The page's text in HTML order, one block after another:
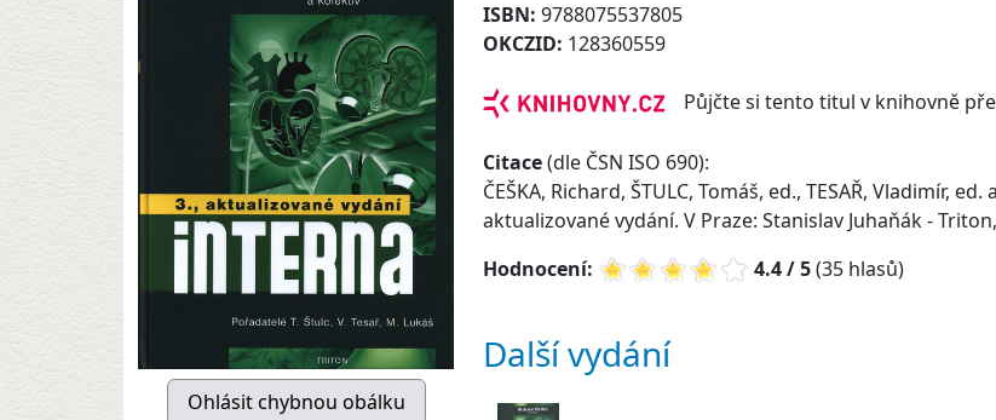
ISBN: 9788075537805
OKCZID: 128360559
Půjčte si tento titul v knihovně
Citace(dle ČSN ISO 690):
ČEŠKA, Richard, ŠTULC, Tomáš, ed., TESAŘ, Vladimír,
aktualizované vydání. V Praze: Stanislav Juhaňák -
Hodnocení:
4.4 / 5(35 hlasů)
Další vydání